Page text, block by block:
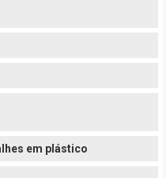
em plástico